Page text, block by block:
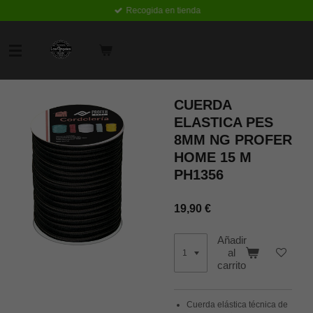
Recogida en tienda
CUERDA
ELASTICA PES
8MM NG PROFER
HOME 15 M
PH1356
19,90 €
Añadir
al
carrito
Cuerda elástica técnica de